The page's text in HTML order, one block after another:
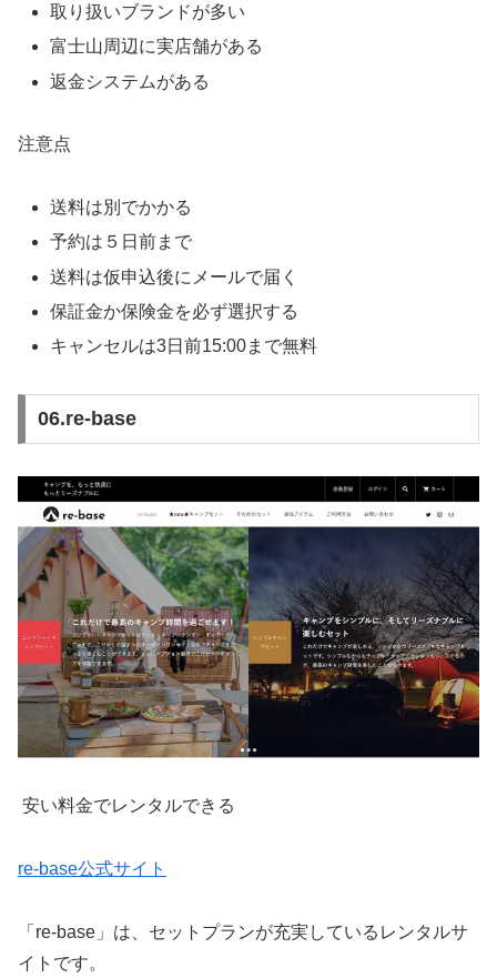
取り扱いブランドが多い
富士山周辺に実店舗がある
返金システムがある
注意点
送料は別でかかる
予約は５日前まで
送料は仮申込後にメールで届く
保証金か保険金を必ず選択する
キャンセルは3日前15:00まで無料
06.re-base
安い料金でレンタルできる
re-base公式サイト
「re-base」は、セットプランが充実しているレンタルサ
イトです。